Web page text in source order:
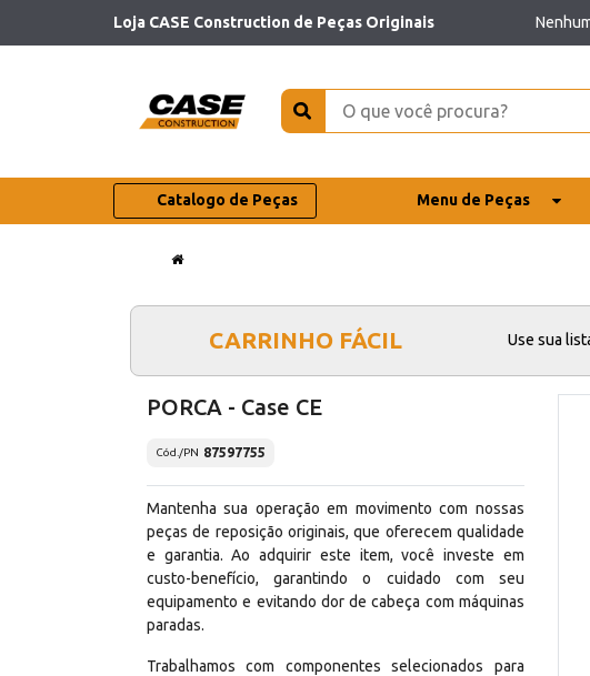
Loja CASE Construction de Peças Originais
Catalogo de Peças Menu de Peças
CARRINHO FÁCIL Use sua
PORCA - Case CE
Cód./PN 87597755
Mantenha sua operação em movimento com nossas
peças de reposição originais, que oferecem qualidade
e garantia. Ao adquirir este item, você investe em
custo-benefício, garantindo o cuidado com seu
equipamento e evitando dor de cabeça com máquinas
paradas.
Trabalhamos com componentes selecionados para